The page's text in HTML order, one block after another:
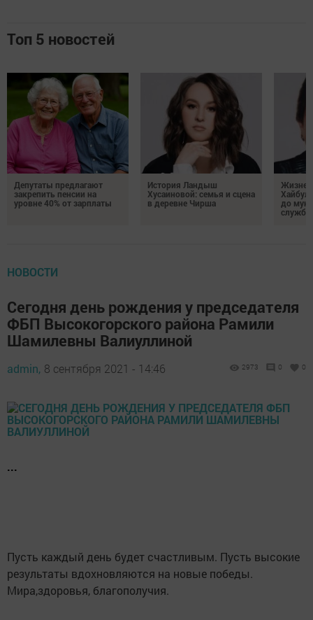
Топ 5 новостей
Депутаты предлагают
закрепить пенсии на
уровне 40% от зарплаты
История Ландыш
Хусаиновой: семья и сцена
в деревне Чирша
до
службы
НОВОСТИ
Сегодня день рождения у председателя
ФБП Высокогорского района Рамили
Шамилевны Валиуллиной
admin, 8 сентября 2021 - 14:46 2973 0 0
...
Пусть каждый день будет счастливым. Пусть высокие
результаты вдохновляются на новые победы.
Мира,здоровья, благополучия.